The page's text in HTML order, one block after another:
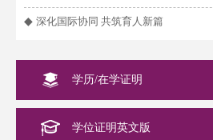
◆ 深化国际协同 共筑育人新篇
学历/在学证明
学位证明英文版